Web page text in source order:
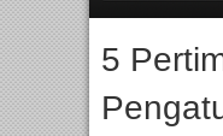
Perpaduan Warisan Dan
Jakarta dengan
5